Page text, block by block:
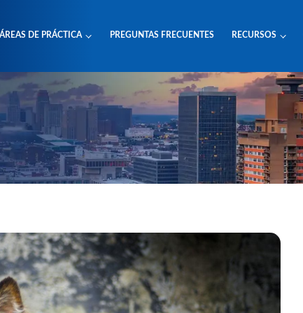
ÁREAS DE PRÁCTICA PREGUNTAS FRECUENTES RECURSOS